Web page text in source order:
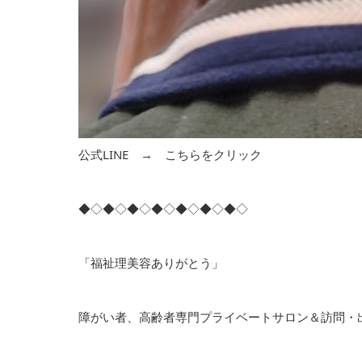
公式LINE → こちらをクリック
◆◇◆◇◆◇◆◇◆◇◆◇◆◇
「福祉理美容ありがとう」
障がい者、高齢者専門プライベートサロン＆訪問・